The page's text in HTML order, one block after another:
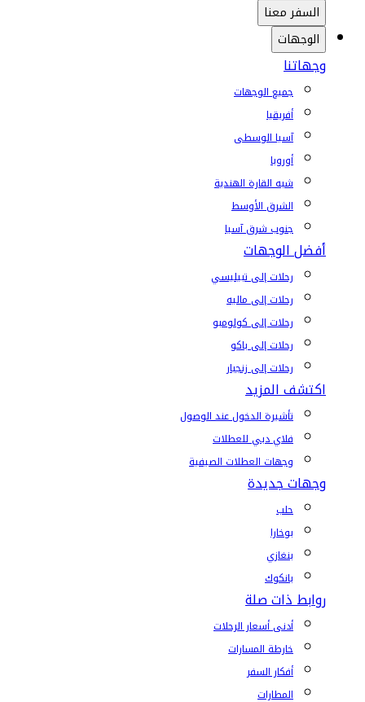
السفر معنا
الوجهات
وجهاتنا
جميع الوجهات
أفريقيا
آسيا الوسطى
أوروبا
شبه القارة الهندية
الشرق الأوسط
جنوب شرق آسيا
أفضل الوجهات
رحلات إلى تبيليسي
رحلات إلى ماليه
رحلات إلى كولومبو
رحلات إلى باكو
رحلات إلى زنجبار
اكتشف المزيد
تأشيرة الدخول عند الوصول
فلاي دبي للعطلات
وجهات العطلات الصيفية
وجهات جديدة
حلب
بوخارا
بنغازي
بانكوك
روابط ذات صلة
أدنى أسعار الرحلات
خارطة المسارات
أفكار السفر
المطارات